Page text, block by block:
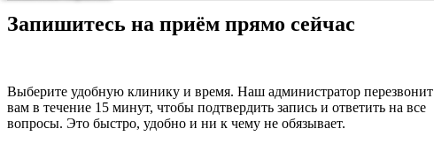
Запишитесь на приём прямо сейчас
Выберите удобную клинику и время. Наш администратор перезвонит
вам в течение 15 минут, чтобы подтвердить запись и ответить на все
вопросы. Это быстро, удобно и ни к чему не обязывает.